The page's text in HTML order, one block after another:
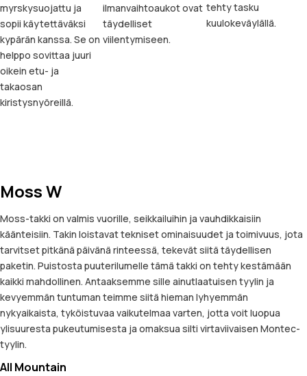
myrskysuojattu ja
sopii käytettäväksi
kypärän kanssa. Se on
helppo sovittaa juuri
oikein etu- ja
takaosan
kiristysnyöreillä.
ilmanvaihtoaukot ovat
täydelliset
viilentymiseen.
tehty tasku
kuulokeväylällä.
Moss W
Moss-takki on valmis vuorille, seikkailuihin ja vauhdikkaisiin
käänteisiin. Takin loistavat tekniset ominaisuudet ja toimivuus, jota
tarvitset pitkänä päivänä rinteessä, tekevät siitä täydellisen
paketin. Puistosta puuterilumelle tämä takki on tehty kestämään
kaikki mahdollinen. Antaaksemme sille ainutlaatuisen tyylin ja
kevyemmän tuntuman teimme siitä hieman lyhyemmän
nykyaikaista, tyköistuvaa vaikutelmaa varten, jotta voit luopua
ylisuuresta pukeutumisesta ja omaksua silti virtaviivaisen Montec-
tyylin.
All Mountain